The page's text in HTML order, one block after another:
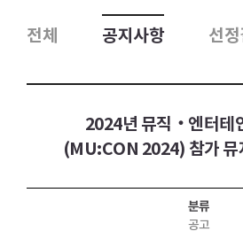
전체 공지사항 선
2024년 뮤직‧엔터테
(MU:CON 2024) 참가 뮤
분류
공고